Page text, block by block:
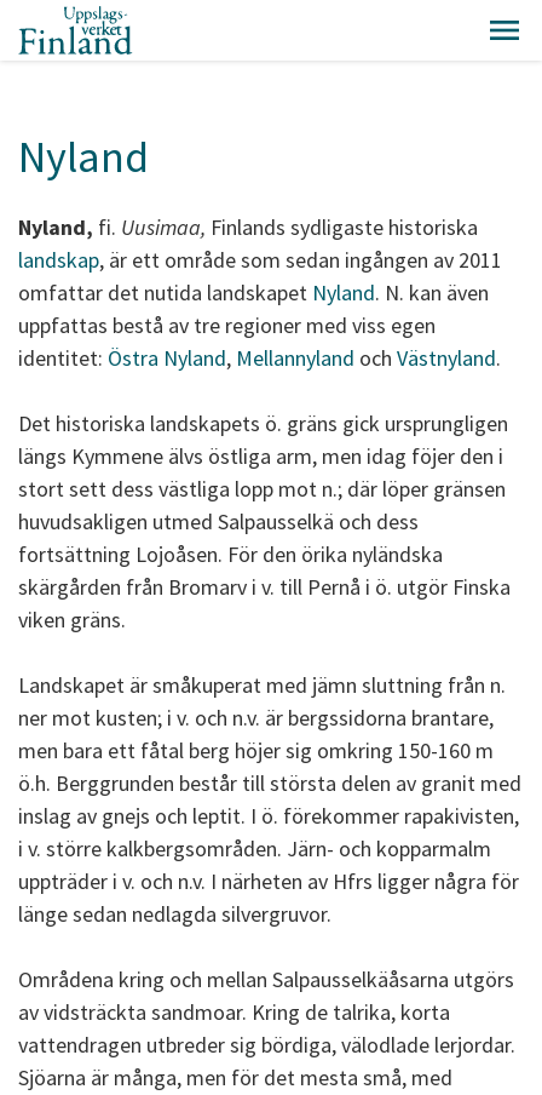
Nyland
Nyland, fi. Uusimaa, Finlands sydligaste historiska
landskap, är ett område som sedan ingången av 2011
omfattar det nutida landskapet Nyland. N. kan även
uppfattas bestå av tre regioner med viss egen
identitet: Östra Nyland, Mellannyland och Västnyland.
Det historiska landskapets ö. gräns gick ursprungligen
längs Kymmene älvs östliga arm, men idag föjer den i
stort sett dess västliga lopp mot n.; där löper gränsen
huvudsakligen utmed Salpausselkä och dess
fortsättning Lojoåsen. För den örika nyländska
skärgården från Bromarv i v. till Pernå i ö. utgör Finska
viken gräns.
Landskapet är småkuperat med jämn sluttning från n.
ner mot kusten; i v. och n.v. är bergssidorna brantare,
men bara ett fåtal berg höjer sig omkring 150-160 m
ö.h. Berggrunden består till största delen av granit med
inslag av gnejs och leptit. I ö. förekommer rapakivisten,
i v. större kalkbergsområden. Järn- och kopparmalm
uppträder i v. och n.v. I närheten av Hfrs ligger några för
länge sedan nedlagda silvergruvor.
Områdena kring och mellan Salpausselkäåsarna utgörs
av vidsträckta sandmoar. Kring de talrika, korta
vattendragen utbreder sig bördiga, välodlade lerjordar.
Sjöarna är många, men för det mesta små, med